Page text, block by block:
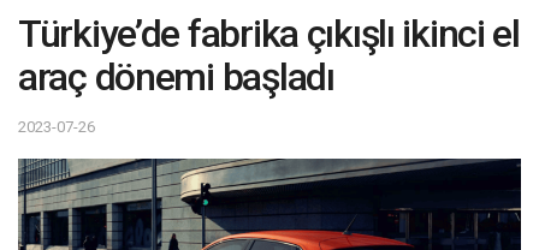
Türkiye’de fabrika çıkışlı ikinci el
araç dönemi başladı
2023-07-26